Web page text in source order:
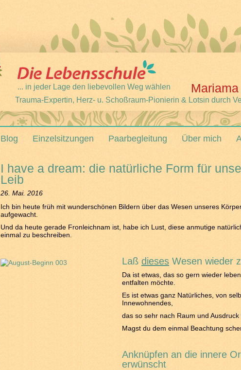
... in jeder Lage den liebevollen Weg wählen
Trauma-Expertin, Herz- u. Schoßraum-Pionierin & Lotsin durch
Blog Einzelsitzungen Paarbegleitung Über mich
I have a dream: die natürliche Form für
Leib
26. Mai. 2016
Ich bin heute früh mit wunderschönen Bildern über das Wesen unseres
aufgewacht.
Und da heute gerade Fronleichnam ist, habe ich Lust, diese anmutige
einmal zu beschreiben.
Laß dieses Wesen wieder
Da ist etwas, das so gern wieder
entfalten möchte.
Es ist etwas ganz Natürliches, von
Innewohnendes,
das so sehr nach Raum und Ausdruck
Magst du dem einmal Beachtung
Anknüpfen an die innere
erwünscht